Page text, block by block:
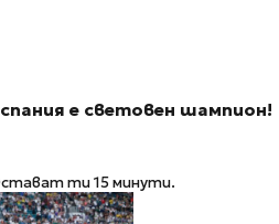
е световен шампион!
ти 15 минути.